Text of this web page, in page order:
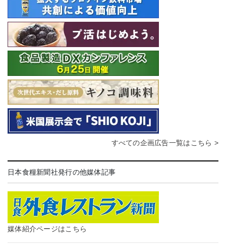
すべての企画広告一覧はこちら >
日本食糧新聞社発行の他媒体記事
媒体紹介ページはこちら